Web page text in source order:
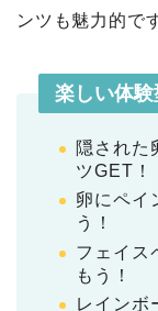
ンツも魅力的で
楽しい体
隠された
ツGET！
卵にペイ
う！
フェイス
もう！
レインボ